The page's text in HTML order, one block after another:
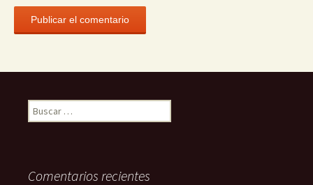
Buscar:
Comentarios recientes